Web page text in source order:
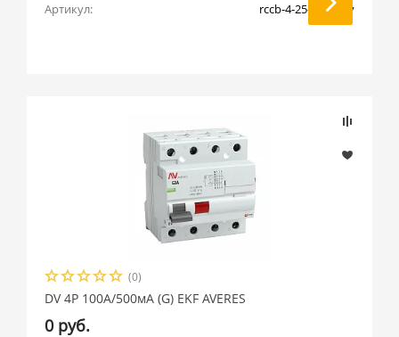
Артикул:
rccb-4-25-100-s-av
(0)
DV 4P 100А/500мА (G) EKF AVERES
0 руб.